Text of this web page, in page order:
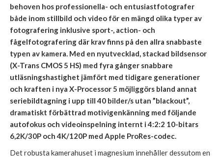
behoven hos professionella- och entusiastfotografer
både inom stillbild och video för en mängd olika typer av
fotografering inklusive sport-, action- och
fågelfotografering där krav finns på den allra snabbaste
typen av kamera. Med en nyutvecklad, stackad bildsensor
(X-Trans CMOS 5 HS) med fyra gånger snabbare
utläsningshastighet jämfört med tidigare generationer
och kraften i nya X-Processor 5 möjliggörs bland annat
seriebildtagning i upp till 40 bilder/s utan ”blackout”,
dramatiskt förbättrad motivigenkänning med följande
autofokus och videoinspelning internt i 4:2:2 10-bitars
6,2K/30P och 4K/120P med Apple ProRes-codec.
Det robusta kamerahuset i magnesium innehåller dessutom en